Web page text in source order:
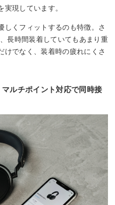
現しています。
しくフィットするのも特徴。さ
長時間装着していてもあまり重
けでなく、装着時の疲れにくさ
ルチポイント対応で同時接